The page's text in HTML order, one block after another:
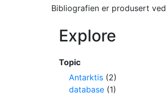
Bibliografien er produsert ved
Explore
Topic
Antarktis (2)
database (1)